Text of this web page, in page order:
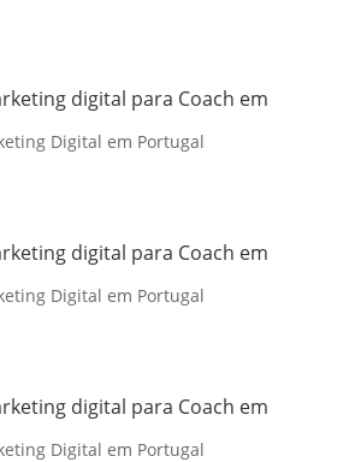
digital para Coach em
Digital em Portugal
digital para Coach em
Digital em Portugal
digital para Coach em
Digital em Portugal